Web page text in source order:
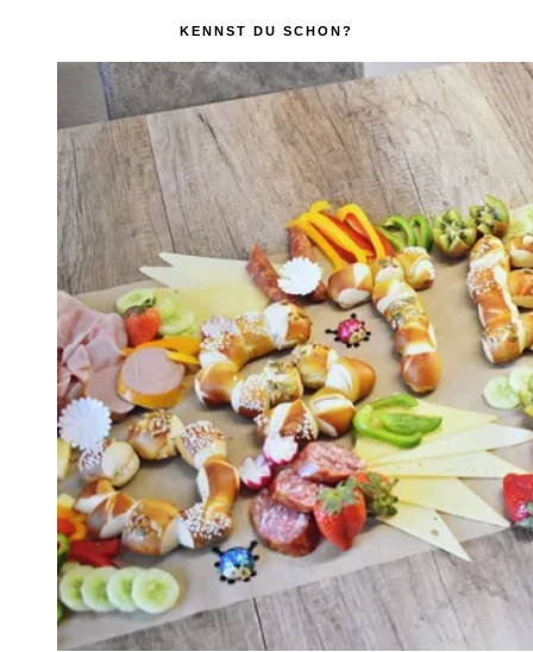
KENNST DU SCHON?